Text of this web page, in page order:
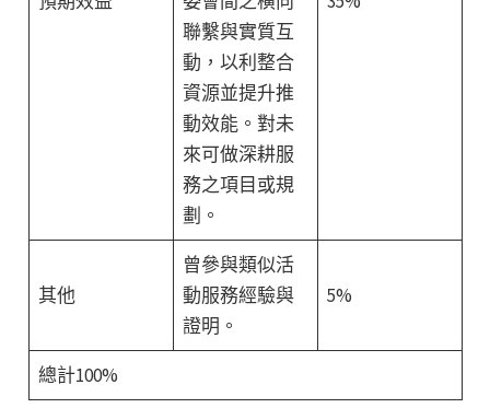
聯繫與實質互
動，以利整合
資源並提升推
動效能。對未
來可做深耕服
務之項目或規
劃。
其他
曾參與類似活
動服務經驗與
證明。
5%
總計100%